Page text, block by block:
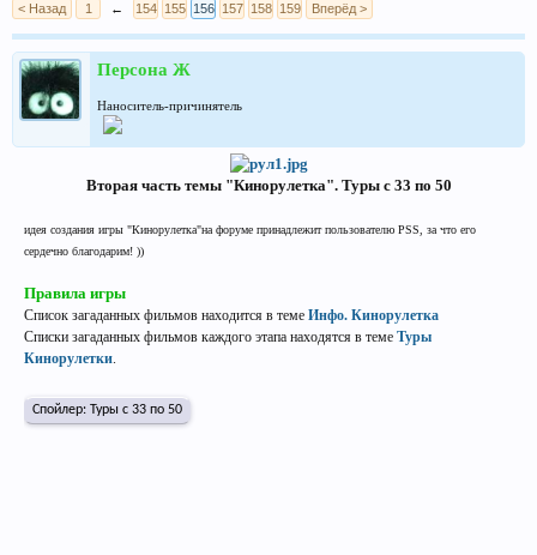
< Назад 1 ← 154 155 156 157 158 159 Вперёд >
Персона Ж
Наноситель-причинятель
Вторая часть темы "Кинорулетка". Туры с 33 по 50
идея создания игры "Кинорулетка"на форуме принадлежит пользователю PSS, за что его
сердечно благодарим! ))
Правила игры
Список загаданных фильмов находится в теме Инфо. Кинорулетка
Списки загаданных фильмов каждого этапа находятся в теме Туры
Кинорулетки.
Спойлер: Туры с 33 по 50